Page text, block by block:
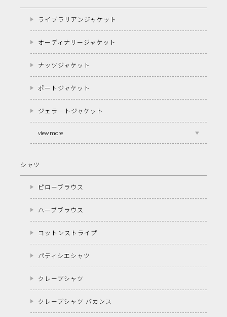
ライブラリアンジャケット
オーディナリージャケット
ナッツジャケット
ポートジャケット
ジェラートジャケット
view more
シャツ
ピローブラウス
ハーブブラウス
コットンストライプ
パティシエシャツ
クレープシャツ
クレープシャツ バカンス